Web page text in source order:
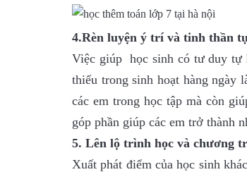
4.Rèn luyện ý trí và tinh thần
Việc giúp học sinh có tư duy tự
thiếu trong sinh hoạt hàng ngày
các em trong học tập mà còn
góp phần giúp các em trở thành
5. Lên lộ trình học và chương
Xuất phát điểm của học sinh